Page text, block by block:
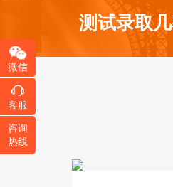
测试录取
微信
客服
咨询
热线